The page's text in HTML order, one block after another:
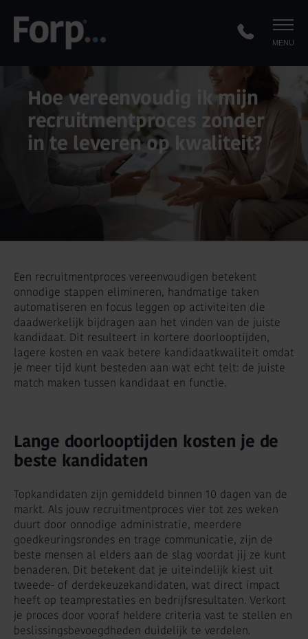
MENU
Hoe vereenvoudig ik mijn
recruitmentproces zonder
in te leveren op kwaliteit?
Een recruitmentproces vereenvoudigen betekent
onnodige stappen elimineren, handmatige taken
automatiseren en focus leggen op activiteiten die
daadwerkelijk bijdragen aan het vinden van de juiste
kandidaat. Dit resulteert in kortere doorlooptijden,
lagere kosten en vaak betere kandidaatkwaliteit omdat
je meer tijd kunt besteden aan wat echt telt: de juiste
match maken tussen kandidaat en functie.
Lange doorlooptijden kosten je de
beste kandidaten
Topkandidaten zijn gemiddeld binnen 10 dagen van de
markt. Als jouw recruitmentproces vier tot zes weken
duurt door onnodige administratie, meerdere
goedkeuringsrondes en trage communicatie, zijn de
beste mensen al elders aan de slag voordat jij ze kunt
benaderen. Dit betekent dat je uiteindelijk kiest uit
tweede- of derdekeuzekandidaten, wat direct impact
heeft op teamprestaties en bedrijfsresultaten. Verkort
je proces door vooraf heldere criteria vast te stellen en
beslissingsbevoegdheden duidelijk te verdelen.